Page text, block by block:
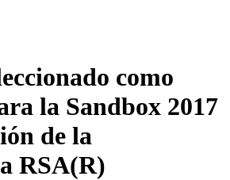
como
la Sandbox 2017
de la
RSA(R)